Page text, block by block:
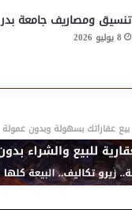
تنسيق ومصاريف جامعة بدر
8 يوليو 2026
بيع عقاراتك بسهولة وبدون عمولة